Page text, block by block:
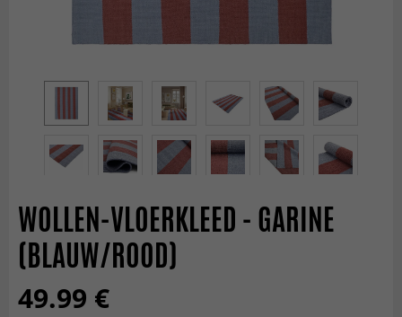
WOLLEN-VLOERKLEED - GARINE
(BLAUW/ROOD)
49.99 €